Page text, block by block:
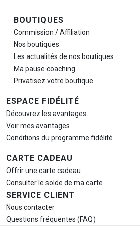
BOUTIQUES
Commission / Affiliation
Nos boutiques
Les actualités de nos boutiques
Ma pause coaching
Privatisez votre boutique
ESPACE FIDÉLITÉ
Découvrez les avantages
Voir mes avantages
Conditions du programme fidélité
CARTE CADEAU
Offrir une carte cadeau
Consulter le solde de ma carte
SERVICE CLIENT
Nous contacter
Questions fréquentes (FAQ)